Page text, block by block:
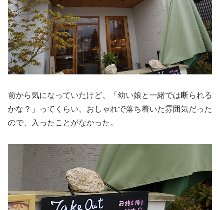
前から気になっていたけど、「幼い娘と一緒では断られる
かな？」ってくらい、おしゃれで落ち着いた雰囲気だった
ので、入ったことがなかった。